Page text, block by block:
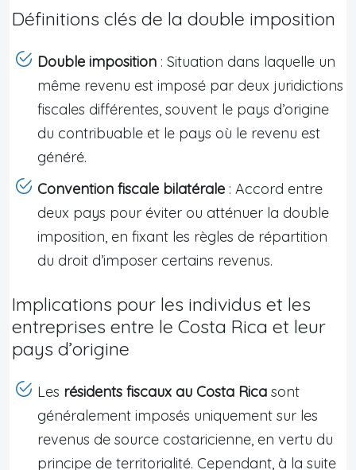
Définitions clés de la double imposition
Double imposition : Situation dans laquelle un
même revenu est imposé par deux juridictions
fiscales différentes, souvent le pays d’origine
du contribuable et le pays où le revenu est
généré.
Convention fiscale bilatérale : Accord entre
deux pays pour éviter ou atténuer la double
imposition, en fixant les règles de répartition
du droit d’imposer certains revenus.
Implications pour les individus et les
entreprises entre le Costa Rica et leur
pays d’origine
Les résidents fiscaux au Costa Rica sont
généralement imposés uniquement sur les
revenus de source costaricienne, en vertu du
principe de territorialité. Cependant, à la suite